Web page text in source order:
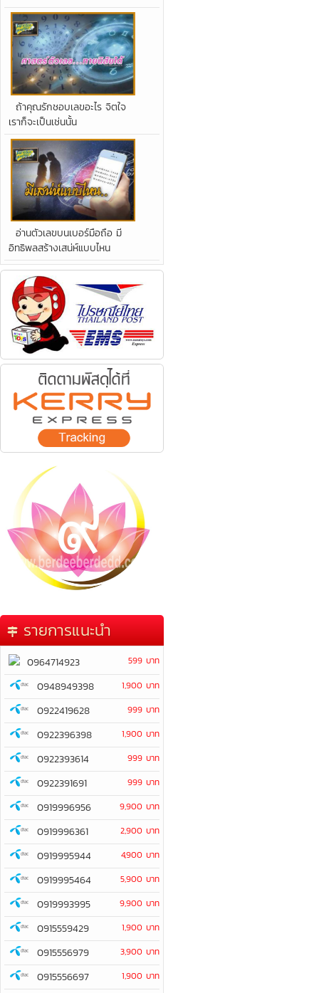
ถ้าคุณรักชอบเลขอะไร จิตใจ
เราก็จะเป็นเช่นนั้น
อ่านตัวเลขบนเบอร์มือถือ มี
อิทธิพลสร้างเสน่ห์แบบไหน
รายการแนะนำ
0964714923 599 บาท
0948949398 1,900 บาท
0922419628 999 บาท
0922396398 1,900 บาท
0922393614 999 บาท
0922391691 999 บาท
0919996956 9,900 บาท
0919996361 2,900 บาท
0919995944 4,900 บาท
0919995464 5,900 บาท
0919993995 9,900 บาท
0915559429 1,900 บาท
0915556979 3,900 บาท
0915556697 1,900 บาท